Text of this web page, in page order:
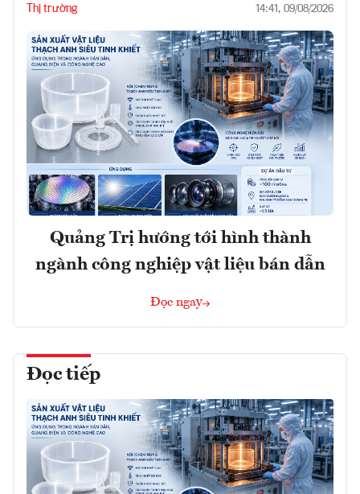
Thị trường 14:41, 09/08/2026
Quảng Trị hướng tới hình thành
ngành công nghiệp vật liệu bán dẫn
Đọc ngay
Đọc tiếp